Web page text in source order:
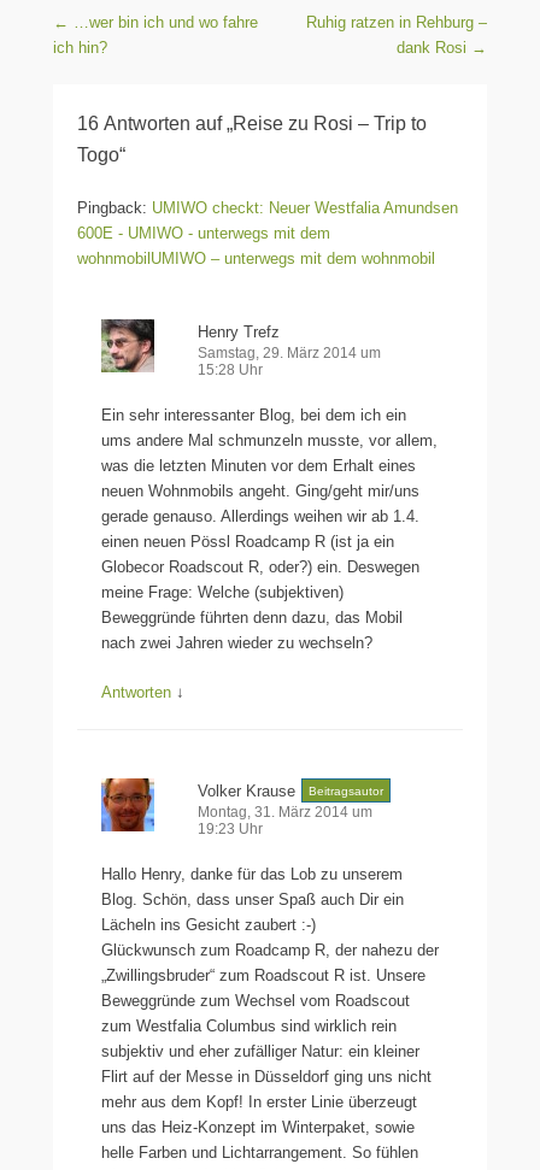
Beitragsnavigation
← …wer bin ich und wo fahre
ich hin?
Ruhig ratzen in Rehburg –
dank Rosi →
16 Antworten auf „Reise zu Rosi – Trip to
Togo“
Pingback: UMIWO checkt: Neuer Westfalia Amundsen
600E - UMIWO - unterwegs mit dem
wohnmobilUMIWO – unterwegs mit dem wohnmobil
Henry Trefz
Samstag, 29. März 2014 um
15:28 Uhr
Ein sehr interessanter Blog, bei dem ich ein
ums andere Mal schmunzeln musste, vor allem,
was die letzten Minuten vor dem Erhalt eines
neuen Wohnmobils angeht. Ging/geht mir/uns
gerade genauso. Allerdings weihen wir ab 1.4.
einen neuen Pössl Roadcamp R (ist ja ein
Globecor Roadscout R, oder?) ein. Deswegen
meine Frage: Welche (subjektiven)
Beweggründe führten denn dazu, das Mobil
nach zwei Jahren wieder zu wechseln?
Antworten ↓
Volker Krause Beitragsautor
Montag, 31. März 2014 um
19:23 Uhr
Hallo Henry, danke für das Lob zu unserem
Blog. Schön, dass unser Spaß auch Dir ein
Lächeln ins Gesicht zaubert :-)
Glückwunsch zum Roadcamp R, der nahezu der
„Zwillingsbruder“ zum Roadscout R ist. Unsere
Beweggründe zum Wechsel vom Roadscout
zum Westfalia Columbus sind wirklich rein
subjektiv und eher zufälliger Natur: ein kleiner
Flirt auf der Messe in Düsseldorf ging uns nicht
mehr aus dem Kopf! In erster Linie überzeugt
uns das Heiz-Konzept im Winterpaket, sowie
helle Farben und Lichtarrangement. So fühlen